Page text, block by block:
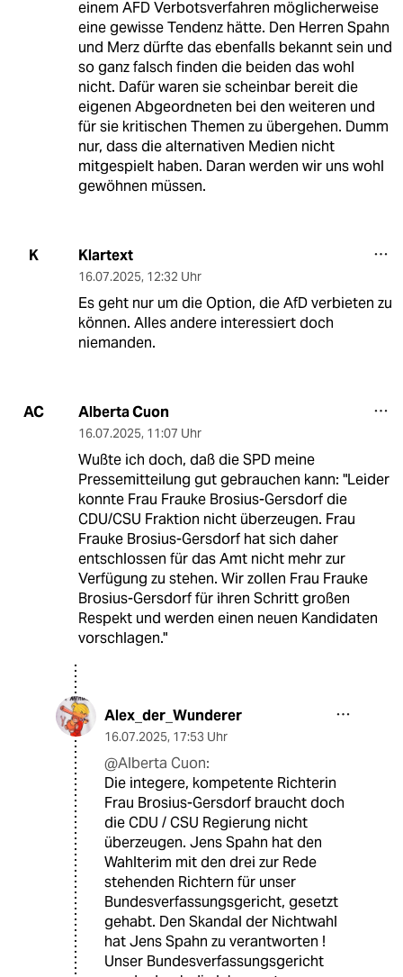
einem AFD Verbotsverfahren möglicherweise
eine gewisse Tendenz hätte. Den Herren Spahn
und Merz dürfte das ebenfalls bekannt sein und
so ganz falsch finden die beiden das wohl
nicht. Dafür waren sie scheinbar bereit die
eigenen Abgeordneten bei den weiteren und
für sie kritischen Themen zu übergehen. Dumm
nur, dass die alternativen Medien nicht
mitgespielt haben. Daran werden wir uns wohl
gewöhnen müssen.
K Klartext
16.07.2025, 12:32 Uhr
Es geht nur um die Option, die AfD verbieten zu
können. Alles andere interessiert doch
niemanden.
AC Alberta Cuon
16.07.2025, 11:07 Uhr
Wußte ich doch, daß die SPD meine
Pressemitteilung gut gebrauchen kann: "Leider
konnte Frau Frauke Brosius-Gersdorf die
CDU/CSU Fraktion nicht überzeugen. Frau
Frauke Brosius-Gersdorf hat sich daher
entschlossen für das Amt nicht mehr zur
Verfügung zu stehen. Wir zollen Frau Frauke
Brosius-Gersdorf für ihren Schritt großen
Respekt und werden einen neuen Kandidaten
vorschlagen."
Alex_der_Wunderer
16.07.2025, 17:53 Uhr
@Alberta Cuon:
Die integere, kompetente Richterin
Frau Brosius-Gersdorf braucht doch
die CDU / CSU Regierung nicht
überzeugen. Jens Spahn hat den
Wahlterim mit den drei zur Rede
stehenden Richtern für unser
Bundesverfassungsgericht, gesetzt
gehabt. Den Skandal der Nichtwahl
hat Jens Spahn zu verantworten !
Unser Bundesverfassungsgericht